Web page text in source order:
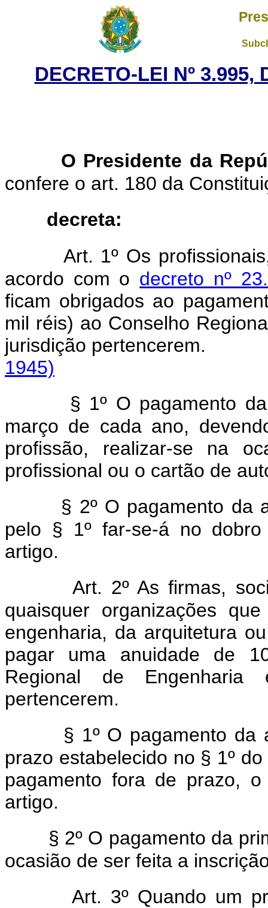
DECRETO-LEI Nº 3.995,
O Presidente da
confere o art. 180 da
decreta:
Art. 1º Os
acordo com o decreto nº
ficam obrigados ao
mil réis) ao Conselho
jurisdição
1945)
§ 1º O pagamento
março de cada ano,
profissão, realizar-se na
profissional ou o cartão de
§ 2º O pagamento da
pelo § 1º far-se-á no
artigo.
Art. 2º As firmas,
quaisquer organizações
engenharia, da arquitetura
pagar uma anuidade de
Regional de
pertencerem.
§ 1º O pagamento da
prazo estabelecido no § 1º
pagamento fora de prazo,
artigo.
§ 2º O pagamento da
ocasião de ser feita a
Art. 3º Quando um